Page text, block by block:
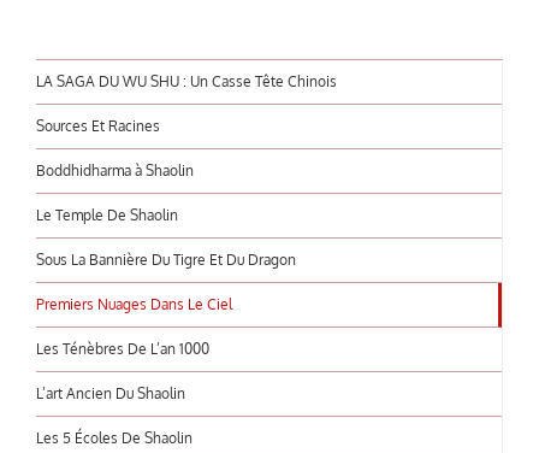
LA SAGA DU WU SHU : Un Casse Tête Chinois
Sources Et Racines
Boddhidharma à Shaolin
Le Temple De Shaolin
Sous La Bannière Du Tigre Et Du Dragon
Premiers Nuages Dans Le Ciel
Les Ténèbres De L’an 1000
L’art Ancien Du Shaolin
Les 5 Écoles De Shaolin